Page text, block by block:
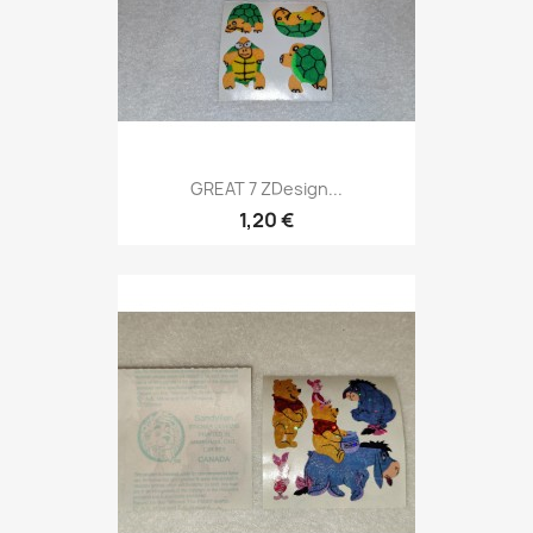
GREAT 7 ZDesign...
1,20 €